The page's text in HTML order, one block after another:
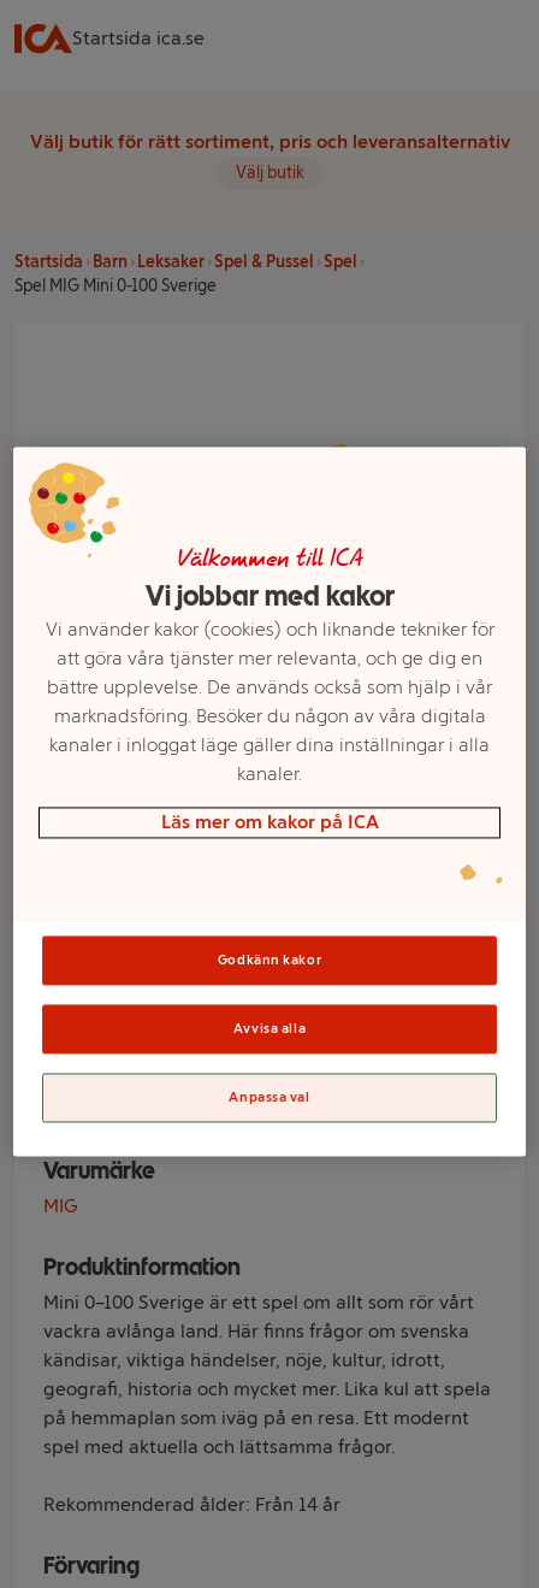
Startsida ica.se
Välj butik för rätt sortiment, pris och leveransalternativ
Välj butik
Startsida Barn Leksaker Spel & Pussel
Spel
Spel MIG Mini 0-100 Sverige
Spel MIG Mini 0-
100 Sverige
Varumärke
MIG
Produktinformation
Mini 0–100 Sverige är ett spel om allt som rör vårt
vackra avlånga land. Här finns frågor om svenska
kändisar, viktiga händelser, nöje, kultur, idrott,
geografi, historia och mycket mer. Lika kul att spela
på hemmaplan som iväg på en resa. Ett modernt
spel med aktuella och lättsamma frågor.
Rekommenderad ålder: Från 14 år
Förvaring
Välkommen till ICA
Vi jobbar med kakor
Vi använder kakor (cookies) och liknande tekniker för
att göra våra tjänster mer relevanta, och ge dig en
bättre upplevelse. De används också som hjälp i vår
marknadsföring. Besöker du någon av våra digitala
kanaler i inloggat läge gäller dina inställningar i alla
kanaler.
Läs mer om kakor på ICA
Godkänn kakor
Avvisa alla
Anpassa val